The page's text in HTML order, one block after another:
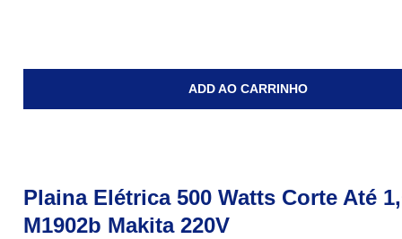
ADD AO CARRINHO
Plaina Elétrica 500 Watts Corte Até
M1902b Makita 220V